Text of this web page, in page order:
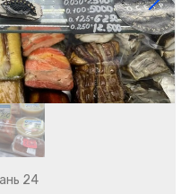
24